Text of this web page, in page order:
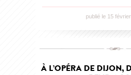
publié le 15
À L’OPÉRA DE DIJON,